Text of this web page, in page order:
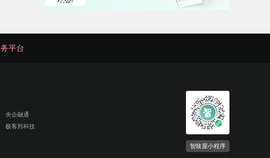
平台
央企融通
极客邦科技
智吱屋小程序